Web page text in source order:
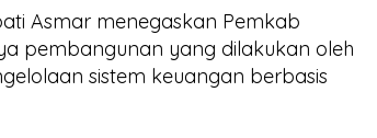
Asmar menegaskan Pemkab
pembangunan yang dilakukan oleh
sistem keuangan berbasis